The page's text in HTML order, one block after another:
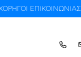
ΕΠΙΚΟΙΝΩΝΙΑΣ